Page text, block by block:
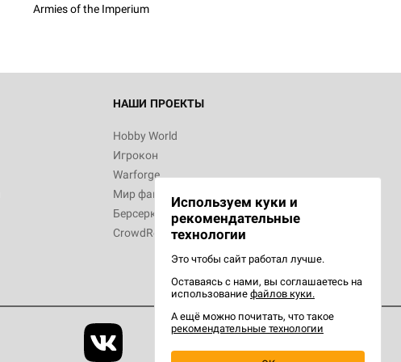
Armies of the Imperium
НАШИ ПРОЕКТЫ
Hobby World
Игрокон
Warforge
Мир фантастики
Берсерк
CrowdRepublic
Используем куки и
рекомендательные
технологии
Это чтобы сайт работал лучше.
Оставаясь с нами, вы соглашаетесь на
использование файлов куки.
А ещё можно почитать, что такое
рекомендательные технологии